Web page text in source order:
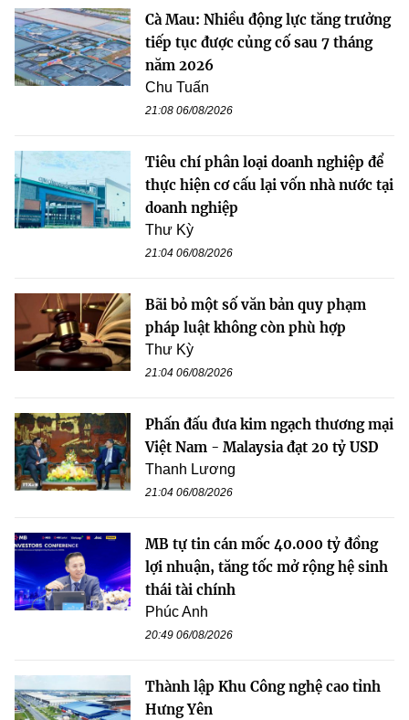
Cà Mau: Nhiều động lực tăng trưởng
tiếp tục được củng cố sau 7 tháng
năm 2026
Chu Tuấn
21:08 06/08/2026
Tiêu chí phân loại doanh nghiệp để
thực hiện cơ cấu lại vốn nhà nước tại
doanh nghiệp
Thư Kỳ
21:04 06/08/2026
Bãi bỏ một số văn bản quy phạm
pháp luật không còn phù hợp
Thư Kỳ
21:04 06/08/2026
Phấn đấu đưa kim ngạch thương mại
Việt Nam - Malaysia đạt 20 tỷ USD
Thanh Lương
21:04 06/08/2026
MB tự tin cán mốc 40.000 tỷ đồng
lợi nhuận, tăng tốc mở rộng hệ sinh
thái tài chính
Phúc Anh
20:49 06/08/2026
Thành lập Khu Công nghệ cao tỉnh
Hưng Yên